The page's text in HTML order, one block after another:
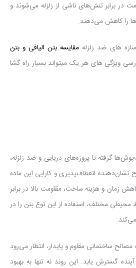
در برابر تنش‌های ناشی از زلزله می‌شوند و
را کاهش می‌دهند.
های ضد زلزله مقایسه بتن الیافی و بتن
ویژگی های هر یک میتواند بسیار راه گشا
گرفته تا پروژه‌های دریایی و ضد زلزله،
نشان‌دهنده انعطاف‌پذیری و کارایی این ماده
زمان و هزینه ساخت، مقاومت بالا در برابر
مختلف، استفاده از این نوع بتن را در
مصالح ساختمانی مقاوم و پایدار، انتظار می‌رود
گسترش یابد. این روند نه تنها به بهبود